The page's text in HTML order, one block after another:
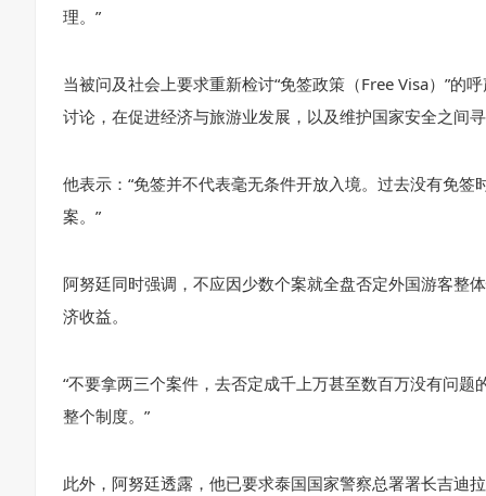
理。”
当被问及社会上要求重新检讨“免签政策（Free Visa）”
讨论，在促进经济与旅游业发展，以及维护国家安全之间
他表示：“免签并不代表毫无条件开放入境。过去没有免
案。”
阿努廷同时强调，不应因少数个案就全盘否定外国游客整
济收益。
“不要拿两三个案件，去否定成千上万甚至数百万没有问
整个制度。”
此外，阿努廷透露，他已要求泰国国家警察总署署长吉迪